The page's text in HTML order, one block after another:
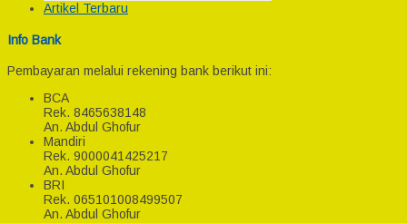
Artikel Terbaru
Info Bank
Pembayaran melalui rekening bank berikut ini:
BCA
Rek. 8465638148
An. Abdul Ghofur
Mandiri
Rek. 9000041425217
An. Abdul Ghofur
BRI
Rek. 065101008499507
An. Abdul Ghofur